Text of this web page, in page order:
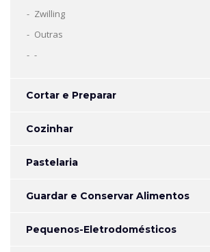
Zwilling
Outras
-
Cortar e Preparar
Cozinhar
Pastelaria
Guardar e Conservar Alimentos
Pequenos-Eletrodomésticos